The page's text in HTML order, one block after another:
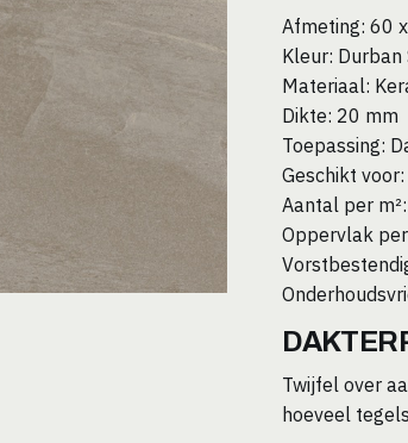
Afmeting: 60
Kleur: Durban
Materiaal:
Dikte: 20 mm
Toepassing:
Geschikt
Aantal per
Oppervlak
Twijfel over
hoeveel